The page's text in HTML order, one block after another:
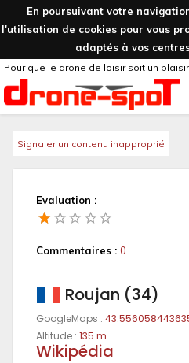
En poursuivant votre
l'utilisation de cookies pour vous
adaptés à vos
Pour que le drone de loisir soit un plaisir
Signaler un contenu inapproprié
Evaluation :
Commentaires : 0
Roujan (34)
GoogleMaps :
Altitude : 135 m.
Wikipédia